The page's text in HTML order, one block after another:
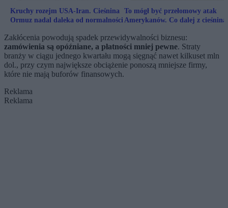
Kruchy rozejm USA-Iran. Cieśnina
Ormuz nadal daleka od normalności
To mógł być przełomowy atak
Amerykanów. Co dalej z cieśniną
Zakłócenia powodują spadek przewidywalności biznesu:
zamówienia są opóźniane, a płatności mniej pewne. Straty
branży w ciągu jednego kwartału mogą sięgnąć nawet kilkuset mln
dol., przy czym największe obciążenie ponoszą mniejsze firmy,
które nie mają buforów finansowych.
Reklama
Reklama